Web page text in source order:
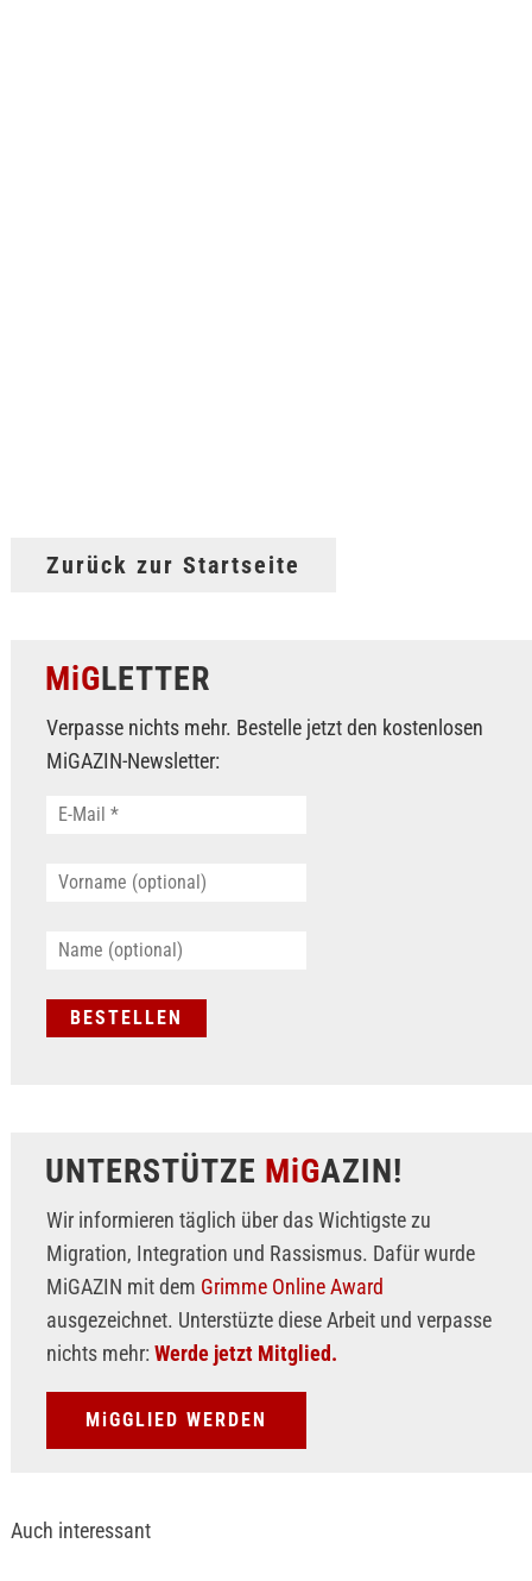
Zurück zur Startseite
MiGLETTER
Verpasse nichts mehr. Bestelle jetzt den kostenlosen
MiGAZIN-Newsletter:
UNTERSTÜTZE MiGAZIN!
Wir informieren täglich über das Wichtigste zu
Migration, Integration und Rassismus. Dafür wurde
MiGAZIN mit dem Grimme Online Award
ausgezeichnet. Unterstüzte diese Arbeit und verpasse
nichts mehr: Werde jetzt Mitglied.
MiGGLIED WERDEN
Auch interessant